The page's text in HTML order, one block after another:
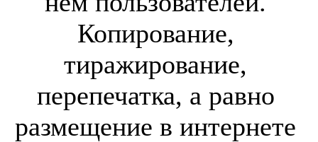
Копирование,
тиражирование,
перепечатка, а равно
размещение в интернете